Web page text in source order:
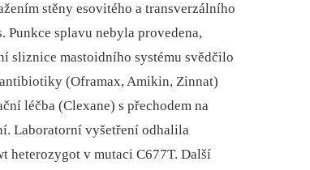
stěny esovitého a transverzálního
splavu nebyla provedena,
sliznice mastoidního systému svědčilo
(Oframax, Amikin, Zinnat)
léčba (Clexane) s přechodem na
Laboratorní vyšetření odhalila
heterozygot v mutaci C677T. Další